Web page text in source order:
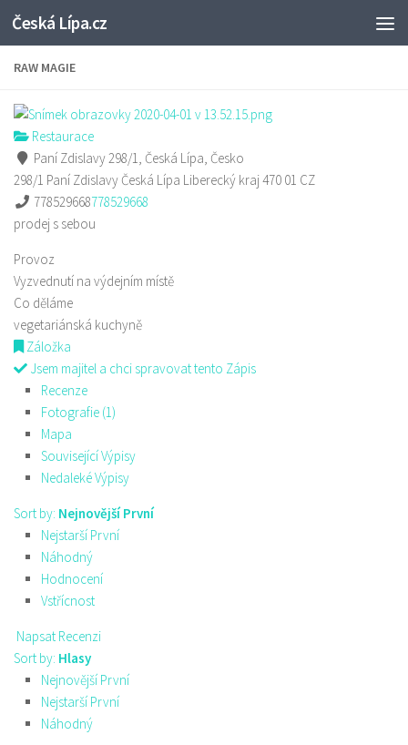
Skip to content
Česká Lípa.cz
RAW MAGIE
Restaurace
Paní Zdislavy 298/1, Česká Lípa, Česko
298/1 Paní Zdislavy Česká Lípa Liberecký kraj470 01 CZ
778529668778529668
prodej s sebou
Provoz
Vyzvednutí na výdejním místě
Co děláme
vegetariánská kuchyně
Záložka
Jsem majitel a chci spravovat tento Zápis
Recenze
Fotografie (1)
Mapa
Související Výpisy
Nedaleké Výpisy
Sort by: Nejnovější První
Nejstarší První
Náhodný
Hodnocení
Vstřícnost
Napsat Recenzi
Sort by: Hlasy
Nejnovější První
Nejstarší První
Náhodný